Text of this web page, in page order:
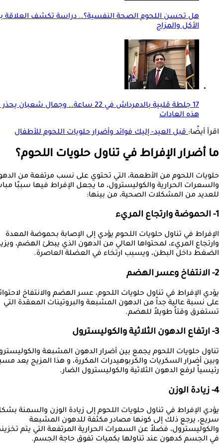
هل تحسن اللحوم الصحة النفسية؟.. دراسة تكشف العلاقة
الأكل والمزاج
17 جلطة قلبية بالدمرداش في 22 ساعة.. وجمال شعبان
هذه العادات
اقرأ أيضًا:قبل العيد- إليك فوائد وأضرار حلويات اللحوم للأطفال
ما أضرار الإفراط في تناول حلويات اللحوم؟
حلويات اللحوم من الأطعمة، التي تحتوي على نسب مرتفعة من
والسعرات الحرارية والكوليسترول، ما يجعل الإفراط فيها سببًا
للعديد من المشكلات الصحية، من بينها:
1- الحموضة وارتجاع المريء
الإفراط في تناول حلويات اللحوم يؤدي إلى الإصابة بحموضة المعدة
وارتجاع المريء، لمحتواها العالي من الدهون الذي يبطئ الهضم،
الضغط داخل البطن، ويسبب ارتخاء في العضلة العاصرة.
2- الانتفاخ وعسر الهضم
يؤدي الإفراط في تناول حلويات اللحوم، عسر الهضم والانتفاخ
على نسبة عالية جداً من الدهون المشبعة والبروتينات المعقدة التي
تستغرق وقتاً طويلاً للهضم.
3- ارتفاع الدهون الثلاثية والكوليسترول
تناول حلويات اللحوم يجمع بين أضرار الدهون المشبعة
وبين أضرار السكريات والكربوهيدرات المكررة، و هذا المزيج يعد
رئيسياً لرفع الدهون الثلاثية والكوليسترول الضار.
4- زيادة الوزن
يؤدي الإفراط في تناول حلويات اللحوم إلى زيادة الوزن والسمنة
سريع، يرجع ذلك إلى كونها مصادر مكثفة للدهون المشبعة
والكوليسترول، فضلاً عن السعرات الحرارية المرتفعة التي يتم
في الجسم كدهون عند تناولها بكميات تفوق حاجة الجسم.